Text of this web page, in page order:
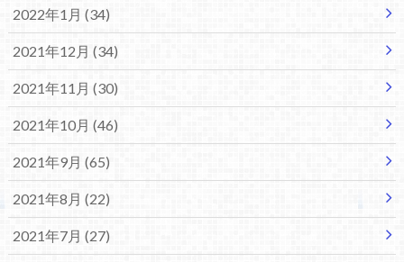
2022年1月 (34)
2021年12月 (34)
2021年11月 (30)
2021年10月 (46)
2021年9月 (65)
2021年8月 (22)
2021年7月 (27)